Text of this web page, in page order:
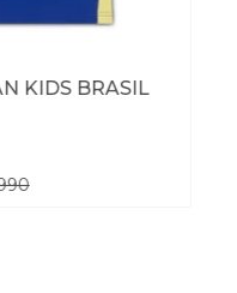
KIDS BRASIL